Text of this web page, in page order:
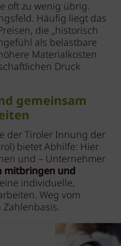
oft zu wenig übrig.
Häufig liegt das
die „historisch
als belastbare
Materialkosten
Druck
gemeinsam
der Tiroler Innung der
bietet Abhilfe: Hier
und – Unternehmer
mitbringen und
eine individuelle,
Weg vom
Zahlenbasis.